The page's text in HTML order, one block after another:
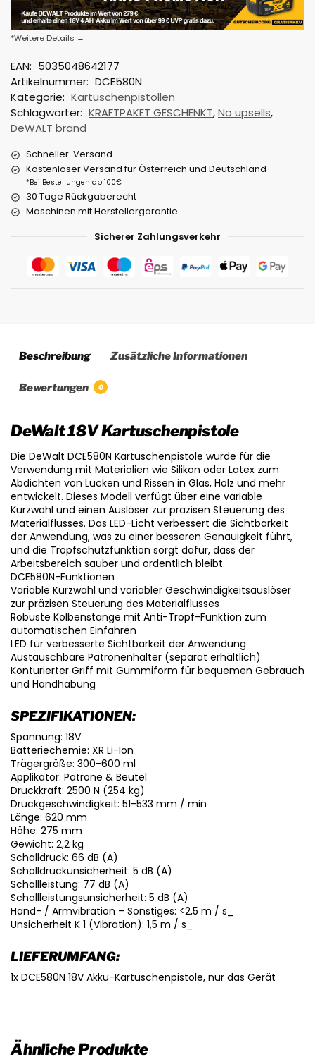
*Weitere Details →
EAN: 5035048642177
Artikelnummer: DCE580N
Kategorie: Kartuschenpistollen
Schlagwörter: KRAFTPAKET GESCHENKT,No upsells,
DeWALT brand
Schneller Versand
Kostenloser Versand für Österreich und Deutschland
*Bei Bestellungen ab 100€
30 Tage Rückgaberecht
Maschinen mit Herstellergarantie
Sicherer Zahlungsverkehr
Beschreibung Zusätzliche Informationen
Bewertungen 0
DeWalt 18V Kartuschenpistole
Die DeWalt DCE580N Kartuschenpistole wurde für die
Verwendung mit Materialien wie Silikon oder Latex zum
Abdichten von Lücken und Rissen in Glas, Holz und mehr
entwickelt. Dieses Modell verfügt über eine variable
Kurzwahl und einen Auslöser zur präzisen Steuerung des
Materialflusses. Das LED-Licht verbessert die Sichtbarkeit
der Anwendung, was zu einer besseren Genauigkeit führt,
und die Tropfschutzfunktion sorgt dafür, dass der
Arbeitsbereich sauber und ordentlich bleibt.
DCE580N-Funktionen
Variable Kurzwahl und variabler Geschwindigkeitsauslöser
zur präzisen Steuerung des Materialflusses
Robuste Kolbenstange mit Anti-Tropf-Funktion zum
automatischen Einfahren
LED für verbesserte Sichtbarkeit der Anwendung
Austauschbare Patronenhalter (separat erhältlich)
Konturierter Griff mit Gummiform für bequemen Gebrauch
und Handhabung
SPEZIFIKATIONEN:
Spannung: 18V
Batteriechemie: XR Li-Ion
Trägergröße: 300-600 ml
Applikator: Patrone & Beutel
Druckkraft: 2500 N (254 kg)
Druckgeschwindigkeit: 51-533 mm / min
Länge: 620 mm
Höhe: 275 mm
Gewicht: 2,2 kg
Schalldruck: 66 dB (A)
Schalldruckunsicherheit: 5 dB (A)
Schallleistung: 77 dB (A)
Schallleistungsunsicherheit: 5 dB (A)
Hand- / Armvibration – Sonstiges: <2,5 m / s_
Unsicherheit K 1 (Vibration): 1,5 m / s_
LIEFERUMFANG:
1x DCE580N 18V Akku-Kartuschenpistole, nur das Gerät
Ähnliche Produkte